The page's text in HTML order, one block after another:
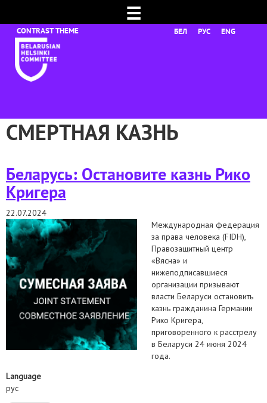
☰
БЕЛ РУС ENG
СМЕРТНАЯ КАЗНЬ
Беларусь: Остановите казнь Рико
Кригера
22.07.2024
Международная федерация
за права человека (FIDH),
Правозащитный центр
«Вясна» и
нижеподписавшиеся
организации призывают
власти Беларуси остановить
казнь гражданина Германии
Рико Кригера,
приговоренного к расстрелу
в Беларуси 24 июня 2024
года.
Language
рус